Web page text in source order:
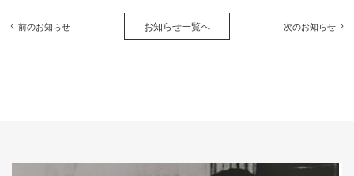
前のお知らせ お知らせ一覧へ 次のお知らせ